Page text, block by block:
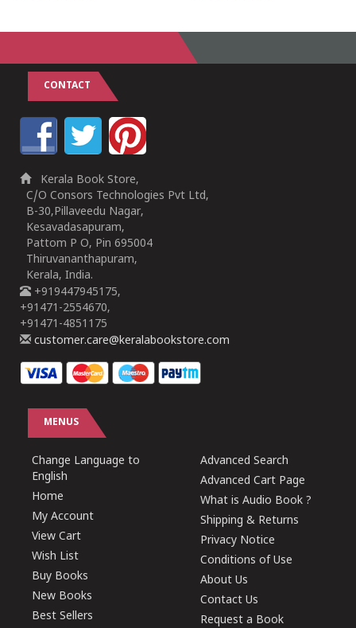
CONTACT
Kerala Book Store,
C/O Consors Technologies Pvt Ltd,
B-30,Pillaveedu Nagar,
Kesavadasapuram,
Pattom P O, Pin 695004
Thiruvananthapuram,
Kerala, India.
+919447945175,
+91471-2554670,
+91471-4851175
customer.care@keralabookstore.com
MENUS
Change Language to
English
Home
My Account
View Cart
Wish List
Buy Books
New Books
Best Sellers
Advanced Search
Advanced Cart Page
What is Audio Book ?
Shipping & Returns
Privacy Notice
Conditions of Use
About Us
Contact Us
Request a Book